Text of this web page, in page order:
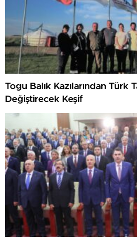
Togu Balık Kazılarından Türk
Değiştirecek Keşif